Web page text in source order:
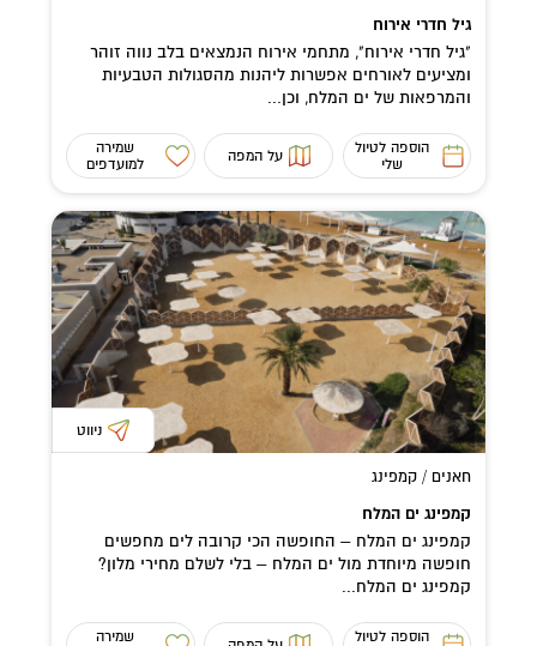
גיל חדרי אירוח
"גיל חדרי אירוח", מתחמי אירוח הנמצאים בלב נווה זוהר
ומציעים לאורחים אפשרות ליהנות מהסגולות הטבעיות
והמרפאות של ים המלח, וכן...
הוספה לטיול
שלי
על המפה
שמירה
למועדפים
ניווט
חאנים / קמפינג
קמפינג ים המלח
קמפינג ים המלח – החופשה הכי קרובה לים מחפשים
חופשה מיוחדת מול ים המלח – בלי לשלם מחירי מלון?
קמפינג ים המלח...
הוספה לטיול
שמירה